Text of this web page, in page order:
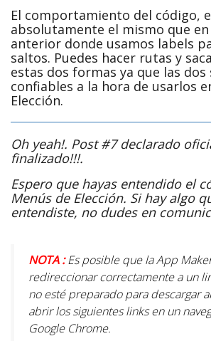
El comportamiento del código,
absolutamente el mismo que en
anterior donde usamos labels
saltos. Puedes hacer rutas y
estas dos formas ya que las
confiables a la hora de usarlos
Elección.
Oh yeah!. Post #7 declarado
finalizado!!!.
Espero que hayas entendido el
Menús de Elección. Si hay algo
entendiste, no dudes en
NOTA : Es posible que la App
redireccionar correctamente a un
no esté preparado para descargar
abrir los siguientes links en un
Google Chrome.